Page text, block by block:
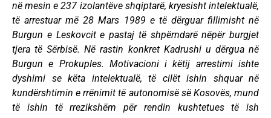
në mesin e 237 izolantëve shqiptarë, kryesisht intelektualë,
të arrestuar më 28 Mars 1989 e të dërguar fillimisht në
Burgun e Leskovcit e pastaj të shpërndarë nëpër burgjet
tjera të Sërbisë. Në rastin konkret Kadrushi u dërgua në
Burgun e Prokuples. Motivacioni i këtij arrestimi ishte
dyshimi se këta intelektualë, të cilët ishin shquar në
kundërshtimin e rrënimit të autonomisë së Kosovës, mund
të ishin të rrezikshëm për rendin kushtetues të ish